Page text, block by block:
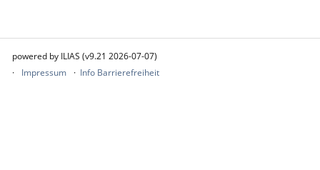
powered by ILIAS (v9.21 2026-07-07)
Impressum
Info Barrierefreiheit